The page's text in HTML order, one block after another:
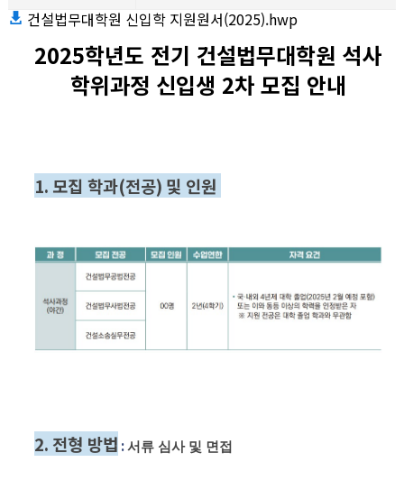
건설법무대학원 신입학 지원원서(2025).hwp
2025학년도 전기 건설법무대학원 석사
학위과정 신입생 2차 모집 안내
1. 모집 학과(전공) 및 인원
2. 전형 방법 :서류 심사 및 면접